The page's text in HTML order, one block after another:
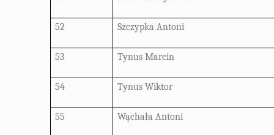
52 Szczypka Antoni
53 Tynus Marcin
54 Tynus Wiktor
55 Wąchała Antoni